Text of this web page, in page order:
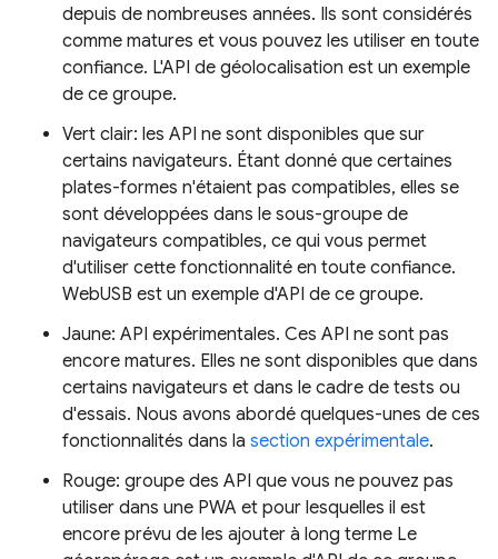
depuis de nombreuses années. Ils sont considérés
comme matures et vous pouvez les utiliser en toute
confiance. L'API de géolocalisation est un exemple
de ce groupe.
Vert clair: les API ne sont disponibles que sur
certains navigateurs. Étant donné que certaines
plates-formes n'étaient pas compatibles, elles se
sont développées dans le sous-groupe de
navigateurs compatibles, ce qui vous permet
d'utiliser cette fonctionnalité en toute confiance.
WebUSB est un exemple d'API de ce groupe.
Jaune: API expérimentales. Ces API ne sont pas
encore matures. Elles ne sont disponibles que dans
certains navigateurs et dans le cadre de tests ou
d'essais. Nous avons abordé quelques-unes de ces
fonctionnalités dans la section expérimentale.
Rouge: groupe des API que vous ne pouvez pas
utiliser dans une PWA et pour lesquelles il est
encore prévu de les ajouter à long terme Le